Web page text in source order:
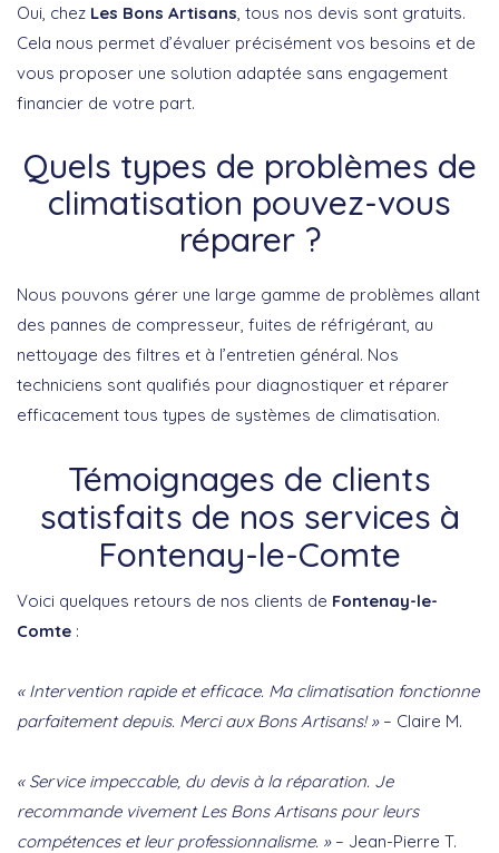
Oui, chez Les Bons Artisans , tous nos devis sont gratuits.
Cela nous permet d’évaluer précisément vos besoins et de
vous proposer une solution adaptée sans engagement
financier de votre part.
Quels types de problèmes de
climatisation pouvez-vous
réparer ?
Nous pouvons gérer une large gamme de problèmes allant
des pannes de compresseur, fuites de réfrigérant, au
nettoyage des filtres et à l’entretien général. Nos
techniciens sont qualifiés pour diagnostiquer et réparer
efficacement tous types de systèmes de climatisation.
Témoignages de clients
satisfaits de nos services à
Fontenay-le-Comte
Voici quelques retours de nos clients de Fontenay-le-
Comte :
« Intervention rapide et efficace. Ma climatisation fonctionne
parfaitement depuis. Merci aux Bons Artisans! »– Claire M.
« Service impeccable, du devis à la réparation. Je
recommande vivement Les Bons Artisans pour leurs
compétences et leur professionnalisme. »– Jean-Pierre T.